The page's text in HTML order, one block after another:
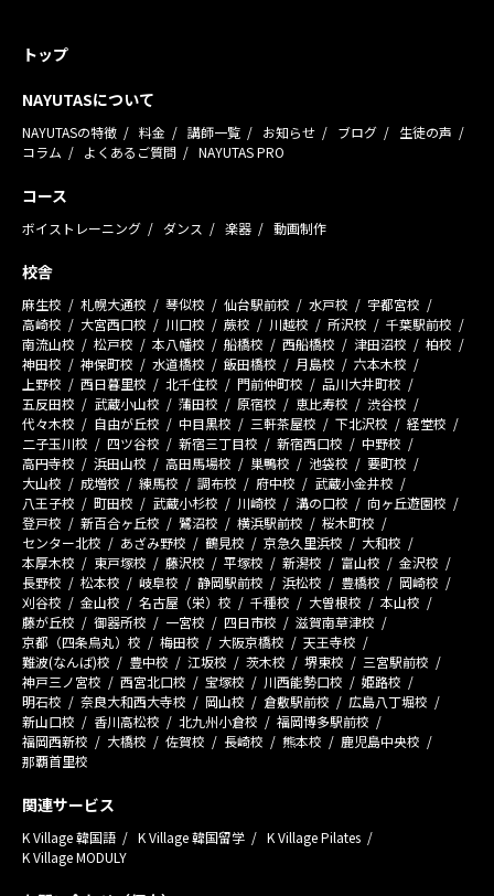
トップ
NAYUTASについて
NAYUTASの特徴 料金 講師一覧 お知らせ ブログ
生徒の声
コラム
よくあるご質問 NAYUTAS PRO
コース
ボイストレーニング ダンス 楽器 動画制作
校舎
麻生校 札幌大通校 琴似校 仙台駅前校 水戸校
宇都宮校
高崎校
大宮西口校 川口校 蕨校 川越校 所沢校
千葉駅前校
南流山校
松戸校 本八幡校 船橋校 西船橋校 津田沼校
柏校
神田校
神保町校 水道橋校 飯田橋校 月島校
六本木校
上野校
西日暮里校 北千住校 門前仲町校
品川大井町校
五反田校
武蔵小山校 蒲田校 原宿校 恵比寿校
渋谷校
代々木校
自由が丘校 中目黒校 三軒茶屋校 下北沢校
経堂校
二子玉川校
四ツ谷校 新宿三丁目校 新宿西口校
中野校
高円寺校
浜田山校 高田馬場校 巣鴨校 池袋校
要町校
大山校
成増校 練馬校 調布校 府中校
武蔵小金井校
八王子校
町田校 武蔵小杉校 川崎校 溝の口校
向ヶ丘遊園校
登戸校
新百合ヶ丘校 鷺沼校 横浜駅前校
桜木町校
センター北校
あざみ野校 鶴見校 京急久里浜校
大和校
本厚木校
東戸塚校 藤沢校 平塚校 新潟校 富山校
金沢校
長野校
松本校 岐阜校 静岡駅前校 浜松校 豊橋校
岡崎校
刈谷校
金山校 名古屋（栄）校 千種校 大曽根校
本山校
藤が丘校
御器所校 一宮校 四日市校
滋賀南草津校
京都（四条烏丸）校
梅田校 大阪京橋校
天王寺校
難波(なんば)校
豊中校 江坂校 茨木校 堺東校
三宮駅前校
神戸三ノ宮校
西宮北口校 宝塚校 川西能勢口校
姫路校
明石校
奈良大和西大寺校 岡山校 倉敷駅前校
広島八丁堀校
新山口校
香川高松校 北九州小倉校
福岡博多駅前校
福岡西新校
大橋校 佐賀校 長崎校 熊本校
鹿児島中央校
那覇首里校
関連サービス
K Village 韓国語 K Village 韓国留学
K Village Pilates
K Village MODULY